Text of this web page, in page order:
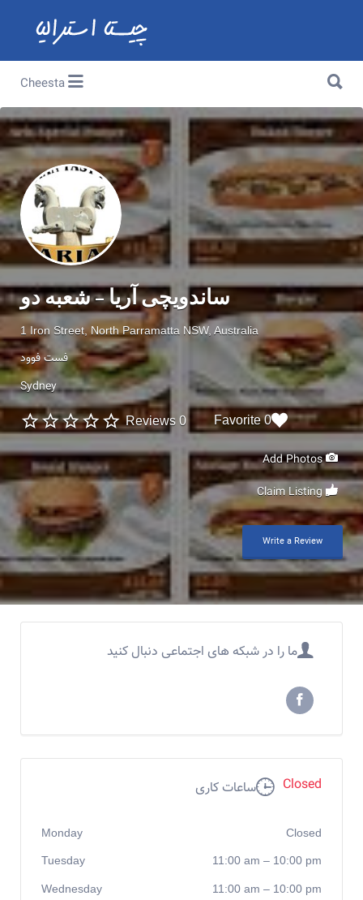
Cheesta
ساندویچی آریا – شعبه دو
1 Iron Street, North Parramatta NSW, Australia
فست فوود
Sydney
0 Reviews 0 Favorite
Add Photos
Claim Listing
Write a Review
ما را در شبکه های اجتماعی دنبال کنید
ساعات کاری Closed
Monday Closed
Tuesday 11:00 am – 10:00 pm
Wednesday 11:00 am – 10:00 pm